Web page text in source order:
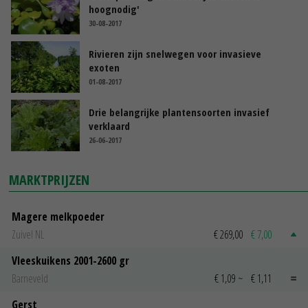
hoognodig'
30-08-2017
Rivieren zijn snelwegen voor invasieve
exoten
01-08-2017
Drie belangrijke plantensoorten invasief
verklaard
26-06-2017
MARKTPRIJZEN
Magere melkpoeder
Zuivel NL
€ 269,00 € 7,00
Vleeskuikens 2001-2600 gr
Barneveld
€ 1,09 ~ € 1,11
Gerst